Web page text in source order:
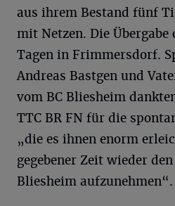
aus ihrem Bestand fünf
mit Netzen. Die
Tagen in Frimmersdorf.
Andreas Bastgen und
vom BC Bliesheim
TTC BR FN für die
„die es ihnen enorm
gegebener Zeit wieder
Bliesheim aufzunehmen“.